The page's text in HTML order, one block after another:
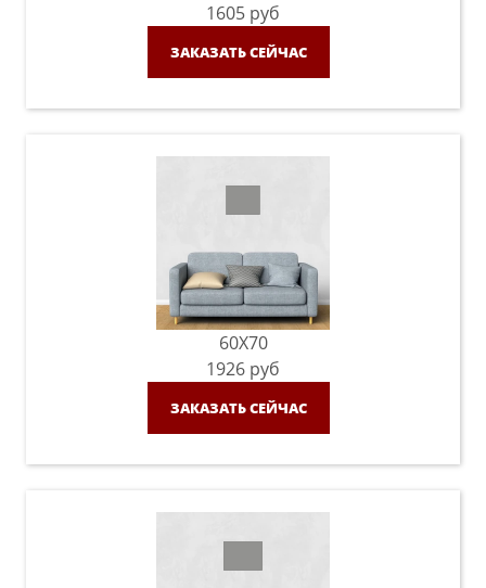
1605 руб
ЗАКАЗАТЬ СЕЙЧАС
60X70
1926 руб
ЗАКАЗАТЬ СЕЙЧАС